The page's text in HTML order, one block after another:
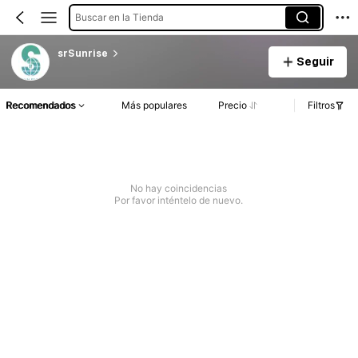
Buscar en la Tienda
srSunrise
Seguir
Recomendados Más populares Precio Filtros
No hay coincidencias
Por favor inténtelo de nuevo.